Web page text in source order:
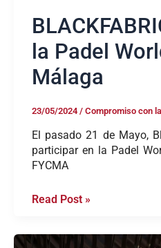
la Padel
Málaga
23/05/2024 / Compromiso con
El pasado 21 de Mayo,
participar en la Padel
FYCMA
Read Post »
Composites